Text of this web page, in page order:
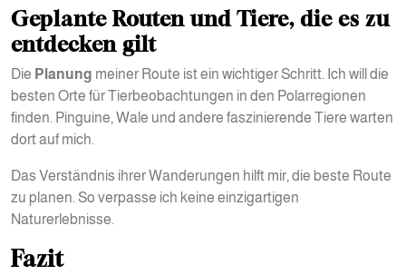
Geplante Routen und Tiere, die es zu
entdecken gilt
Die Planung meiner Route ist ein wichtiger Schritt. Ich will die
besten Orte für Tierbeobachtungen in den Polarregionen
finden. Pinguine, Wale und andere faszinierende Tiere warten
dort auf mich.
Das Verständnis ihrer Wanderungen hilft mir, die beste Route
zu planen. So verpasse ich keine einzigartigen
Naturerlebnisse.
Fazit